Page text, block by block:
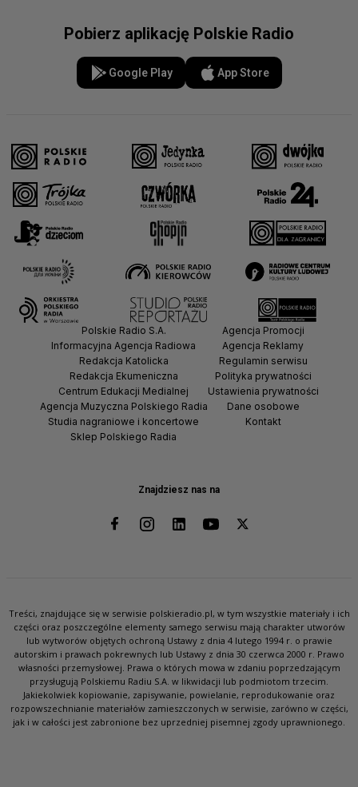
Pobierz aplikację Polskie Radio
Google Play App Store
Znajdziesz nas na
Polskie Radio S.A.
Informacyjna Agencja Radiowa
Redakcja Katolicka
Redakcja Ekumeniczna
Centrum Edukacji Medialnej
Agencja Muzyczna Polskiego Radia
Studia nagraniowe i koncertowe
Sklep Polskiego Radia
Agencja Promocji
Agencja Reklamy
Regulamin serwisu
Polityka prywatności
Ustawienia prywatności
Dane osobowe
Kontakt
Treści, znajdujące się w serwisie polskieradio.pl, w tym wszystkie materiały i ich
części oraz poszczególne elementy samego serwisu mają charakter utworów
lub wytworów objętych ochroną Ustawy z dnia 4 lutego 1994 r. o prawie
autorskim i prawach pokrewnych lub Ustawy z dnia 30 czerwca 2000 r. Prawo
własności przemysłowej. Prawa o których mowa w zdaniu poprzedzającym
przysługują Polskiemu Radiu S.A. w likwidacji lub podmiotom trzecim.
Jakiekolwiek kopiowanie, zapisywanie, powielanie, reprodukowanie oraz
rozpowszechnianie materiałów zamieszczonych w serwisie, zarówno w części,
jak i w całości jest zabronione bez uprzedniej pisemnej zgody uprawnionego.